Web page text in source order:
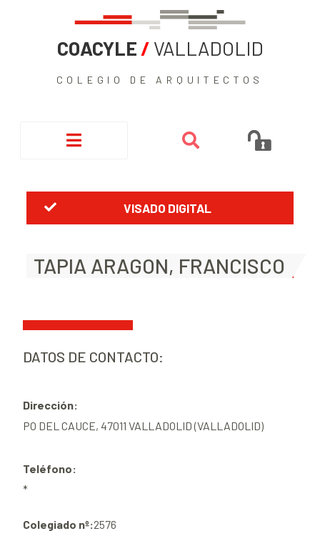
COACYLE / VALLADOLID
COLEGIO DE ARQUITECTOS
VISADO DIGITAL
TAPIA ARAGON, FRANCISCO
DATOS DE CONTACTO:
Dirección:
PO DEL CAUCE, 47011 VALLADOLID (VALLADOLID)
Teléfono:
*
Colegiado nº:2576